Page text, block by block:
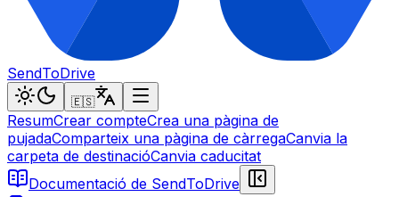
SendToDrive
🇪🇸
ResumCrear compteCrea una pàgina de
pujadaComparteix una pàgina de càrregaCanvia la
carpeta de destinacióCanvia caducitat
Documentació de SendToDrive